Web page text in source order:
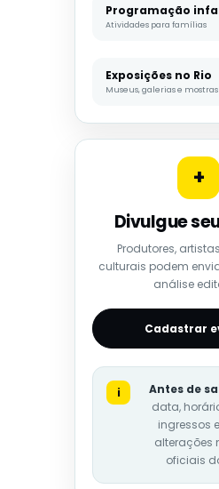
Programação
Atividades para famílias
Exposições no Rio
Museus, galerias e mostras
+
Divulgue
Produtores,
culturais podem
análise
Cadastrar
i Antes de
data,
ingressos
alterações
oficiais